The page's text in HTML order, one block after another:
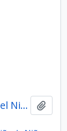
Primer Congreso Americano del Niño. Conclusiones y Proposiciones de los Trabajos Presentados